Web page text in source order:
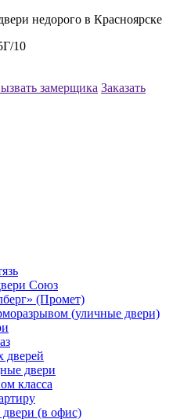
недорого в Красноярске
10
замерщика Заказать
Союз
(Промет)
(уличные двери)
дверей
двери
класса
(в офис)